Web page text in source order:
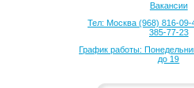
Вакансии
Тел: Москва (968) 816-
385-77-23
График работы:
до 19